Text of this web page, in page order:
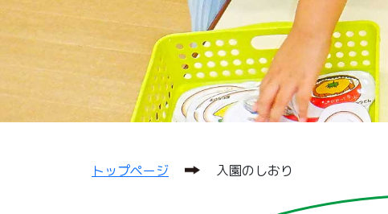
トップページ 入園のしおり